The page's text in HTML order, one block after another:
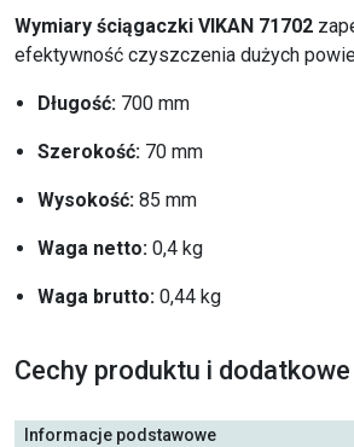
Wymiary ściągaczki VIKAN 71702
efektywność czyszczenia dużych
Długość: 700 mm
Szerokość: 70 mm
Wysokość: 85 mm
Waga netto: 0,4 kg
Waga brutto: 0,44 kg
Cechy produktu i
Informacje podstawowe